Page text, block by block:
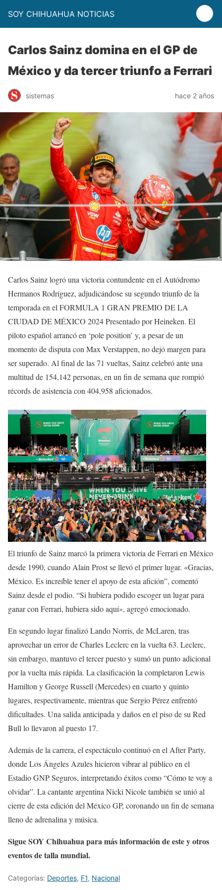
SOY CHIHUAHUA NOTICIAS
Carlos Sainz domina en el GP de
México y da tercer triunfo a Ferrari
sistemas hace 2 años
Carlos Sainz logró una victoria contundente en el Autódromo
Hermanos Rodríguez, adjudicándose su segundo triunfo de la
temporada en el FORMULA 1 GRAN PREMIO DE LA
CIUDAD DE MÉXICO 2024 Presentado por Heineken. El
piloto español arrancó en ‘pole position’ y, a pesar de un
momento de disputa con Max Verstappen, no dejó margen para
ser superado. Al final de las 71 vueltas, Sainz celebró ante una
multitud de 154,142 personas, en un fin de semana que rompió
récords de asistencia con 404,958 aficionados.
El triunfo de Sainz marcó la primera victoria de Ferrari en México
desde 1990, cuando Alain Prost se llevó el primer lugar. «Gracias,
México. Es increíble tener el apoyo de esta afición”, comentó
Sainz desde el podio. “Si hubiera podido escoger un lugar para
ganar con Ferrari, hubiera sido aquí», agregó emocionado.
En segundo lugar finalizó Lando Norris, de McLaren, tras
aprovechar un error de Charles Leclerc en la vuelta 63. Leclerc,
sin embargo, mantuvo el tercer puesto y sumó un punto adicional
por la vuelta más rápida. La clasificación la completaron Lewis
Hamilton y George Russell (Mercedes) en cuarto y quinto
lugares, respectivamente, mientras que Sergio Pérez enfrentó
dificultades. Una salida anticipada y daños en el piso de su Red
Bull lo llevaron al puesto 17.
Además de la carrera, el espectáculo continuó en el After Party,
donde Los Ángeles Azules hicieron vibrar al público en el
Estadio GNP Seguros, interpretando éxitos como “Cómo te voy a
olvidar”. La cantante argentina Nicki Nicole también se unió al
cierre de esta edición del México GP, coronando un fin de semana
lleno de adrenalina y música.
Sigue SOY Chihuahua para más información de este y otros
eventos de talla mundial.
Categorías: Deportes, F1, Nacional